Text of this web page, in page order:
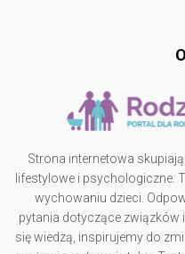
Strona internetowa
lifestylowe i psychologiczne.
wychowaniu dzieci.
pytania dotyczące związków
się wiedzą, inspirujemy do